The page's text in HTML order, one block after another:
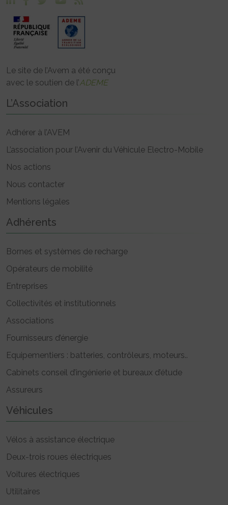
Le site de l’Avem a été conçu
avec le soutien de l’ADEME
L’Association
Adhérer à l’AVEM
L’association pour l’Avenir du Véhicule Electro-Mobile
Nos actions
Nous contacter
Mentions légales
Adhérents
Bornes et systèmes de recharge
Opérateurs de mobilité
Entreprises
Collectivités et institutionnels
Associations
Fournisseurs d’énergie
Equipementiers : batteries, contrôleurs, moteurs..
Cabinets conseil d’ingénierie et bureaux d’étude
Assureurs
Véhicules
Vélos à assistance électrique
Deux-trois roues électriques
Voitures électriques
Utilitaires